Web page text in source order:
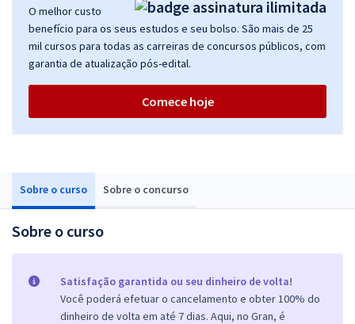
Sobre o curso Sobre o concurso
Sobre o curso
Satisfação garantida ou seu dinheiro de volta!
Você poderá efetuar o cancelamento e obter 100% do
dinheiro de volta em até 7 dias. Aqui, no Gran, é
O melhor custo
benefício para os seus estudos e seu bolso. São mais de 25
mil cursos para todas as carreiras de concursos públicos, com
garantia de atualização pós-edital.
Comece hoje